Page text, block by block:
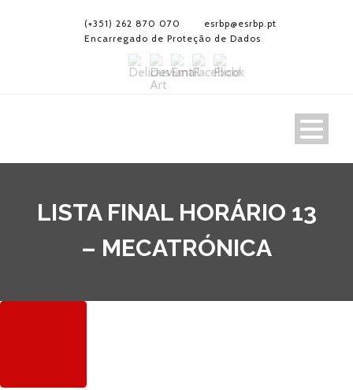
(+351) 262 870 070
esrbp@esrbp.pt
Encarregado de Proteção de Dados
LISTA FINAL HORÁRIO 13
– MECATRÓNICA